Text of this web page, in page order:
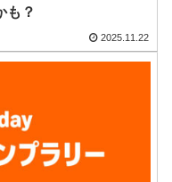
も？
2025.11.22